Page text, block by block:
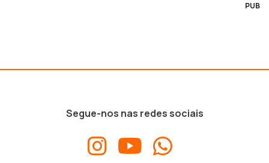
PUB
Segue-nos nas redes sociais